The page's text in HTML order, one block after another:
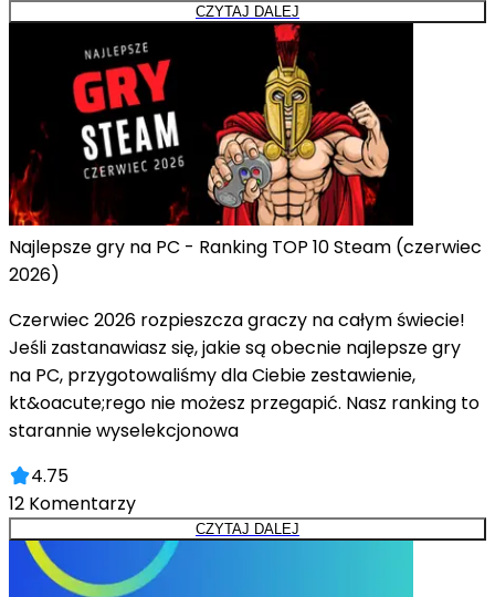
CZYTAJ DALEJ
Najlepsze gry na PC - Ranking TOP 10 Steam (czerwiec
2026)
Czerwiec 2026 rozpieszcza graczy na całym świecie!
Jeśli zastanawiasz się, jakie są obecnie najlepsze gry
na PC, przygotowaliśmy dla Ciebie zestawienie,
kt&oacute;rego nie możesz przegapić. Nasz ranking to
starannie wyselekcjonowa
4.75
12 Komentarzy
CZYTAJ DALEJ